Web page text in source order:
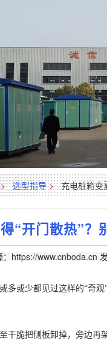
> 选型指导 > 充电桩箱变
“开门散热”？
：https://www.cnboda.cn
多或少都见过这样的“奇观”
干脆把侧板卸掉，旁边再